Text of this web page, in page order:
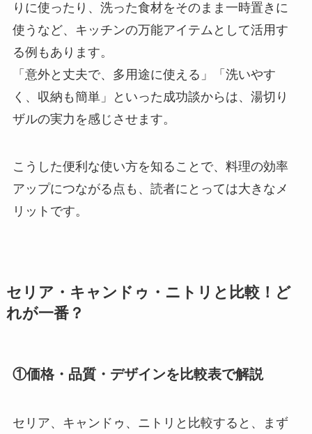
りに使ったり、洗った食材をそのまま一時置きに
使うなど、キッチンの万能アイテムとして活用す
る例もあります。
「意外と丈夫で、多用途に使える」「洗いやす
く、収納も簡単」といった成功談からは、湯切り
ザルの実力を感じさせます。
こうした便利な使い方を知ることで、料理の効率
アップにつながる点も、読者にとっては大きなメ
リットです。
セリア・キャンドゥ・ニトリと比較！ど
れが一番？
①価格・品質・デザインを比較表で解説
セリア、キャンドゥ、ニトリと比較すると、まず